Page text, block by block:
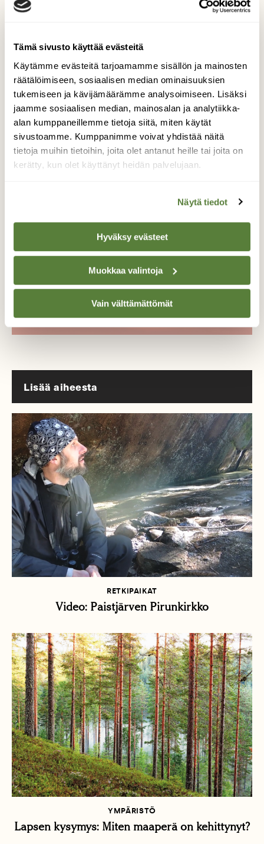
Tämä sivusto käyttää evästeitä
Käytämme evästeitä tarjoamamme sisällön ja mainosten
räätälöimiseen, sosiaalisen median ominaisuuksien
tukemiseen ja kävijämäärämme analysoimiseen. Lisäksi
jaamme sosiaalisen median, mainosalan ja analytiikka-
alan kumppaneillemme tietoja siitä, miten käytät
sivustoamme. Kumppanimme voivat yhdistää näitä
tietoja muihin tietoihin, joita olet antanut heille tai joita on
kerätty, kun olet käyttänyt heidän palvelujaan.
Näytä tiedot
Hyväksy evästeet
Muokkaa valintoja
Vain välttämättömät
eläinten käyttäytyminen. Kokee olevansa myös
HEINOLA KALLIO
PAISTJÄRVI
PIRUNKIRKKO
Tilaa Suomen Luonto
luonto- ja ympäristöjournalismia.
Tilaa Suomen Luonto ja tule mukaan
luonnonystävien joukkoon!
Alk. 3 numeroa 23,40 €.
Tilaa nyt!
Lisää aiheesta
RETKIPAIKAT
Video: Paistjärven Pirunkirkko
YMPÄRISTÖ
Lapsen kysymys: Miten maaperä on kehittynyt?